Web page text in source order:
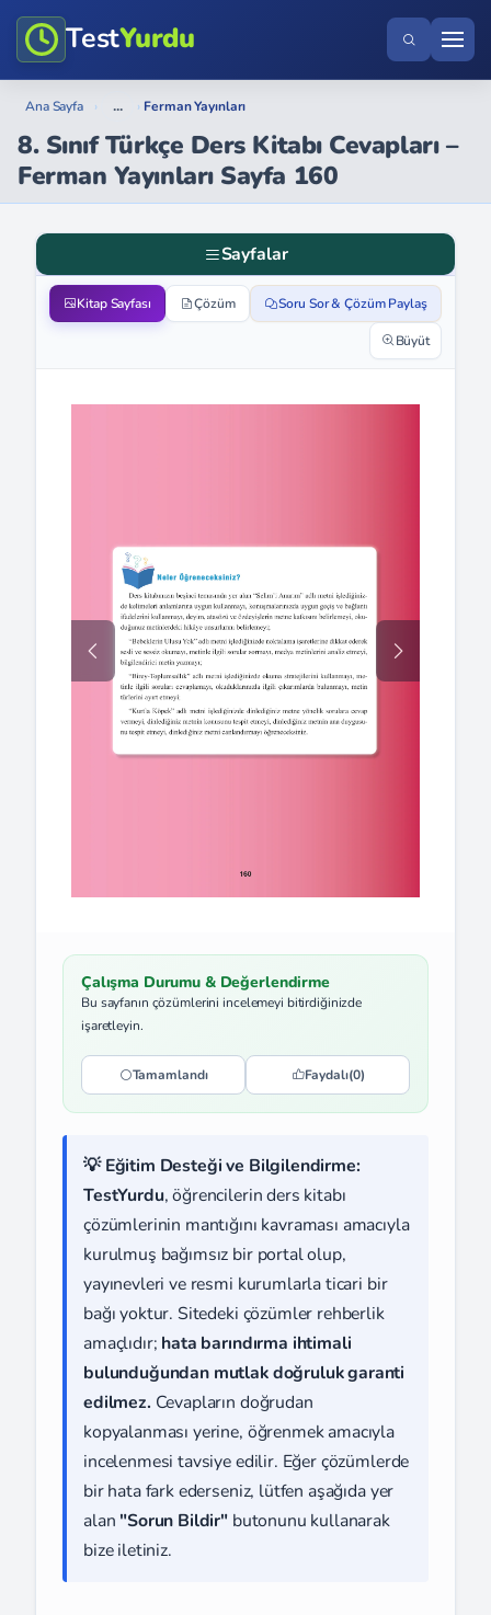
TestYurdu
Ana Sayfa › ... › Ferman Yayınları
8. Sınıf Türkçe Ders Kitabı Cevapları –
Ferman Yayınları Sayfa 160
Sayfalar
Kitap Sayfası Çözüm Soru Sor & Çözüm Paylaş
Büyüt
Çalışma Durumu & Değerlendirme
Bu sayfanın çözümlerini incelemeyi bitirdiğinizde
işaretleyin.
Tamamlandı Faydalı(0)
💡 Eğitim Desteği ve Bilgilendirme:
TestYurdu, öğrencilerin ders kitabı
çözümlerinin mantığını kavraması amacıyla
kurulmuş bağımsız bir portal olup,
yayınevleri ve resmi kurumlarla ticari bir
bağı yoktur. Sitedeki çözümler rehberlik
amaçlıdır; hata barındırma ihtimali
bulunduğundan mutlak doğruluk garanti
edilmez. Cevapların doğrudan
kopyalanması yerine, öğrenmek amacıyla
incelenmesi tavsiye edilir. Eğer çözümlerde
bir hata fark ederseniz, lütfen aşağıda yer
alan "Sorun Bildir" butonunu kullanarak
bize iletiniz.